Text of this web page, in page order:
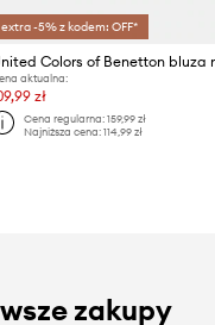
extra -5% z kodem: OFF*
aktualna:
zł
Cena regularna: 159,99 zł
Najniższa cena: 114,99 zł
zakupy